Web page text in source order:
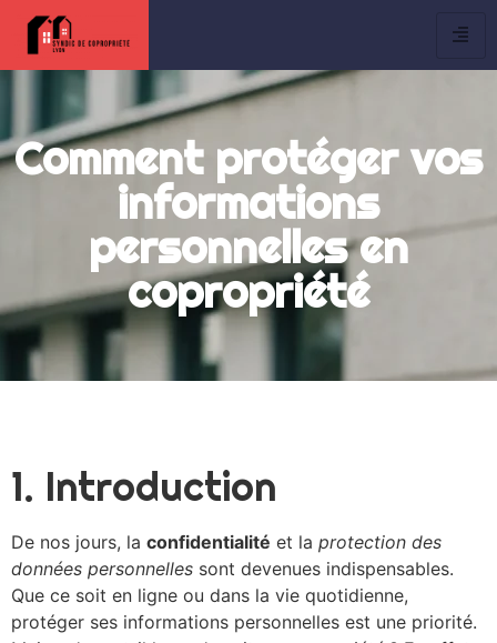
Comment protéger vos
informations
personnelles en
copropriété
1. Introduction
De nos jours, la confidentialité et la protection des
données personnelles sont devenues indispensables.
Que ce soit en ligne ou dans la vie quotidienne,
protéger ses informations personnelles est une priorité.